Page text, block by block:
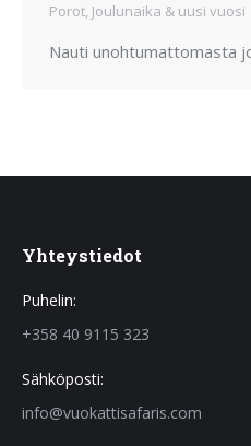
Porot, Joulunaika & uusi vuosi
Nauti unohtumattomasta
Yhteystiedot
Puhelin:
+358 40 9115 323
Sähköposti:
info@vuokattisafaris.com